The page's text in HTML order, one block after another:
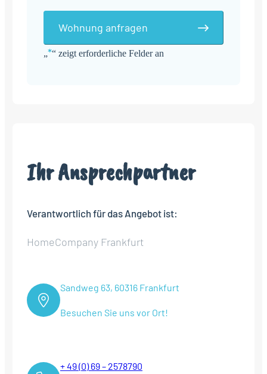
„*“ zeigt erforderliche Felder an
Wohnung anfragen
Ihr Ansprechpartner
Verantwortlich für das Angebot ist:
HomeCompany Frankfurt
Sandweg 63, 60316 Frankfurt
Besuchen Sie uns vor Ort!
+ 49 (0) 69 – 2578790